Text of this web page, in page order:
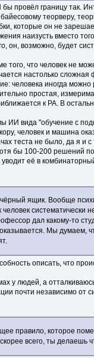
провёл границу так.
теорверу,
которые он не
наизусть вместо
возможно, будет
что человек не
настолько
человека иногда
простая,
к РА. В
ИИ вида "обучение с
человек и машина
теста не было, да я и
бы 100-200
её в
ящик. Вообще
дал какому-то
Мы думаем,
описать, что
у людей, а
почти независимо от
правило, которое
всего, ты делаешь